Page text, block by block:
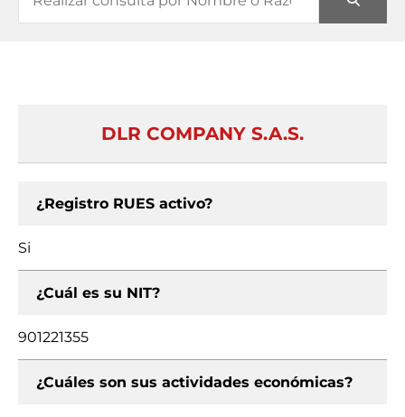
DLR COMPANY S.A.S.
¿Registro RUES activo?
Si
¿Cuál es su NIT?
901221355
¿Cuáles son sus actividades económicas?